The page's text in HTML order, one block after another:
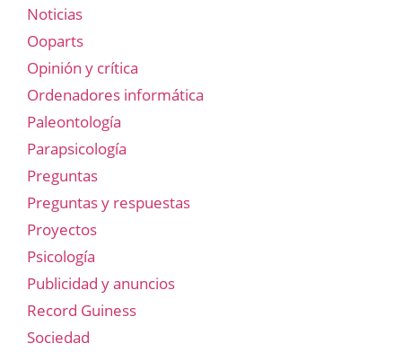
Noticias
Ooparts
Opinión y crítica
Ordenadores informática
Paleontología
Parapsicología
Preguntas
Preguntas y respuestas
Proyectos
Psicología
Publicidad y anuncios
Record Guiness
Sociedad